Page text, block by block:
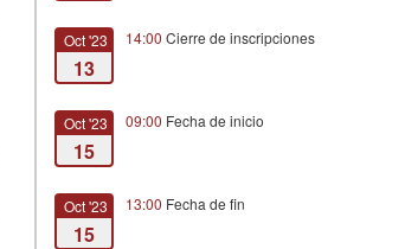
Oct '23
13
14:00 Cierre de inscripciones
Oct '23
15
09:00 Fecha de inicio
Oct '23
15
13:00 Fecha de fin